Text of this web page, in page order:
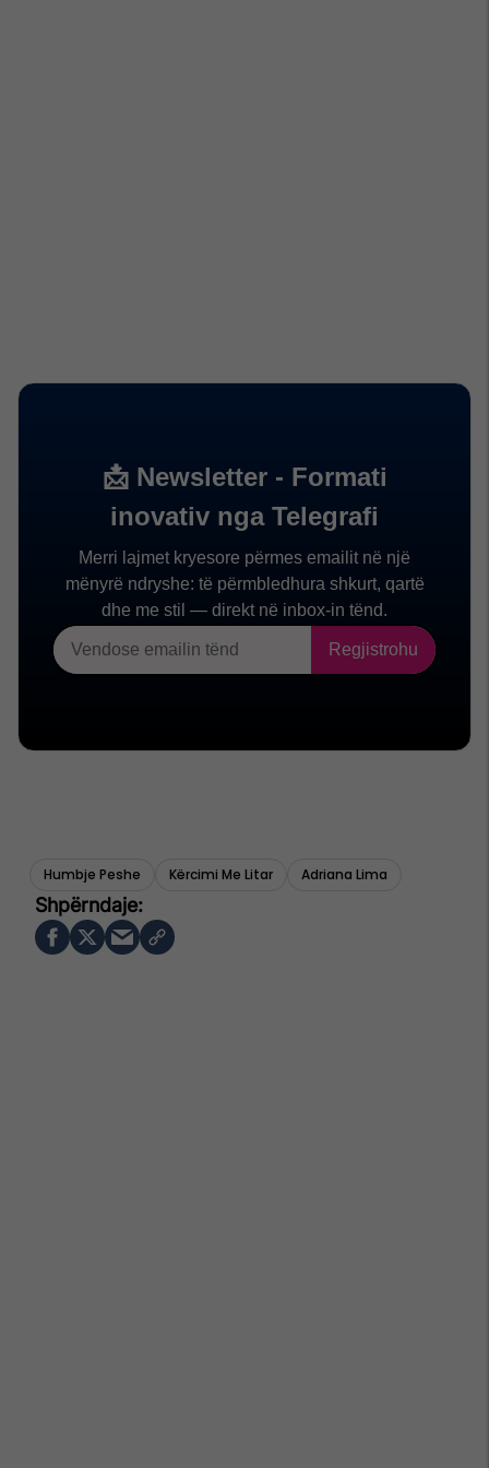
Humbje Peshe Kërcimi Me Litar Adriana Lima